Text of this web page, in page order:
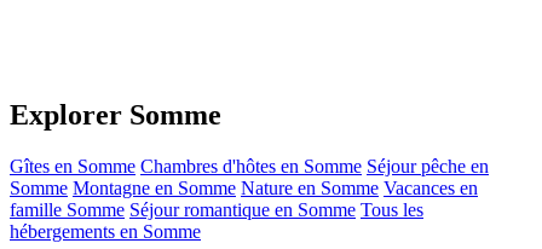
Explorer Somme
Gîtes en Somme Chambres d'hôtes en Somme Séjour pêche en
Somme Montagne en Somme Nature en Somme Vacances en
famille Somme Séjour romantique en Somme Tous les
hébergements en Somme